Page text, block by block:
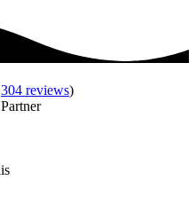
304 reviews)